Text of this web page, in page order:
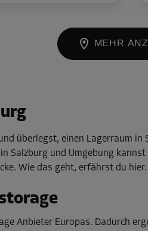
MEHR
überlegst, einen Lagerraum
Salzburg und Umgebung
Wie das geht, erfährst du hier.
Anbieter Europas. Dadurch